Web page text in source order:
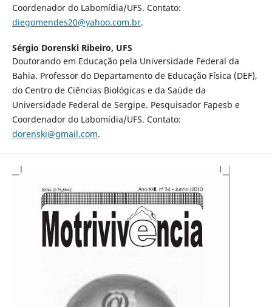
Coordenador do Labomídia/UFS. Contato:
diegomendes20@yahoo.com.br.
Sérgio Dorenski Ribeiro, UFS
Doutorando em Educação pela Universidade Federal da
Bahia. Professor do Departamento de Educação Física (DEF),
do Centro de Ciências Biológicas e da Saúde da
Universidade Federal de Sergipe. Pesquisador Fapesb e
Coordenador do Labomídia/UFS. Contato:
dorenski@gmail.com.